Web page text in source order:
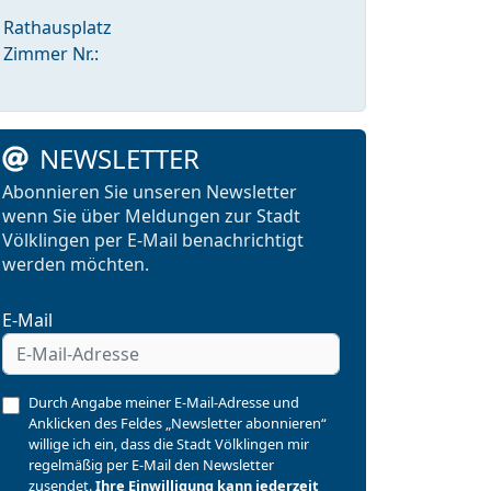
Rathausplatz
Zimmer Nr.:
NEWSLETTER
Abonnieren Sie unseren Newsletter
wenn Sie über Meldungen zur Stadt
Völklingen per E-Mail benachrichtigt
werden möchten.
E-Mail
Durch Angabe meiner E-Mail-Adresse und
Anklicken des Feldes „Newsletter abonnieren“
willige ich ein, dass die Stadt Völklingen mir
regelmäßig per E-Mail den Newsletter
zusendet.Ihre Einwilligung kann jederzeit